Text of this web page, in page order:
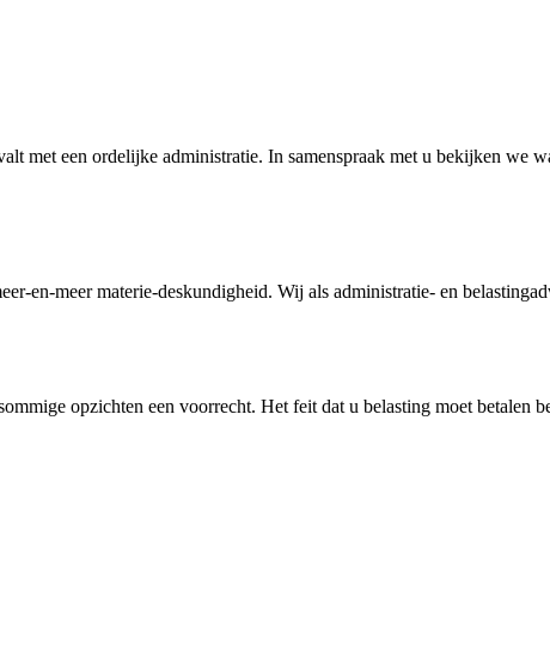
met een ordelijke administratie. In samenspraak met u bekijken we
en-meer materie-deskundigheid. Wij als administratie- en
opzichten een voorrecht. Het feit dat u belasting moet betalen